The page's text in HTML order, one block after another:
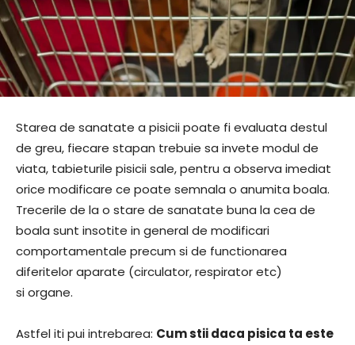
Starea de sanatate a pisicii poate fi evaluata destul
de greu, fiecare stapan trebuie sa invete modul de
viata, tabieturile pisicii sale, pentru a observa imediat
orice modificare ce poate semnala o anumita boala.
Trecerile de la o stare de sanatate buna la cea de
boala sunt insotite in general de modificari
comportamentale precum si de functionarea
diferitelor aparate (circulator, respirator etc)
si organe.
Astfel iti pui intrebarea: Cum stii daca pisica ta este